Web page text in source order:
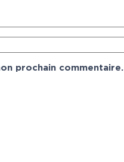
prochain commentaire.